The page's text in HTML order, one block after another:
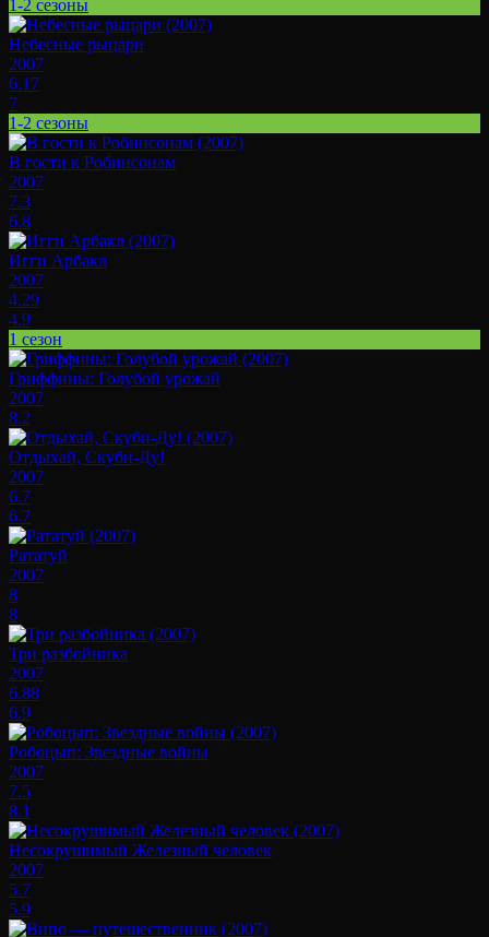
1-2 сезоны
Небесные рыцари
2007
6.17
7
1-2 сезоны
В гости к Робинсонам
2007
7.3
6.8
Игги Арбакл
2007
4.29
4.9
1 сезон
Гриффины: Голубой урожай
2007
8.2
Отдыхай, Скуби-Ду!
2007
6.7
6.7
Рататуй
2007
8
8
Три разбойника
2007
6.88
6.9
Робоцып: Звездные войны
2007
7.5
8.1
Несокрушимый Железный человек
2007
5.7
5.9